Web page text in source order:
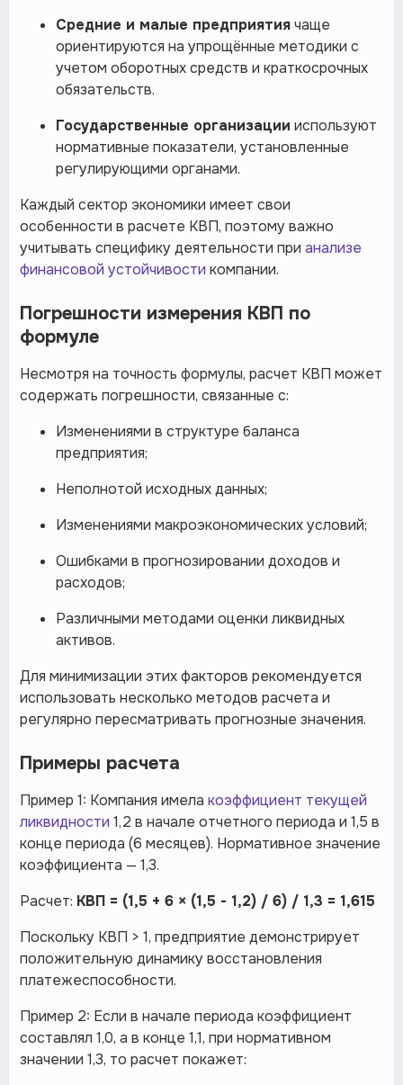
Средние и малые предприятиячаще
ориентируются на упрощённые методики с
учетом оборотных средств и краткосрочных
обязательств.
Государственные организации используют
нормативные показатели, установленные
регулирующими органами.
Каждый сектор экономики имеет свои
особенности в расчете КВП, поэтому важно
учитывать специфику деятельности при анализе
финансовой устойчивости компании.
Погрешности измерения КВП по
формуле
Несмотря на точность формулы, расчет КВП может
содержать погрешности, связанные с:
Изменениями в структуре баланса
предприятия;
Неполнотой исходных данных;
Изменениями макроэкономических условий;
Ошибками в прогнозировании доходов и
расходов;
Различными методами оценки ликвидных
активов.
Для минимизации этих факторов рекомендуется
использовать несколько методов расчета и
регулярно пересматривать прогнозные значения.
Примеры расчета
Пример 1: Компания имела коэффициент текущей
ликвидности 1,2 в начале отчетного периода и 1,5 в
конце периода (6 месяцев). Нормативное значение
коэффициента — 1,3.
Расчет: КВП = (1,5 + 6 × (1,5 - 1,2) / 6) / 1,3 = 1,615
Поскольку КВП > 1, предприятие демонстрирует
положительную динамику восстановления
платежеспособности.
Пример 2: Если в начале периода коэффициент
составлял 1,0, а в конце 1,1, при нормативном
значении 1,3, то расчет покажет: